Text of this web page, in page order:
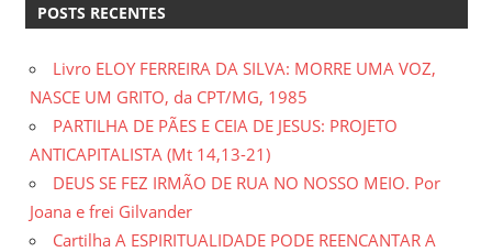
POSTS RECENTES
Livro ELOY FERREIRA DA SILVA: MORRE UMA VOZ,
NASCE UM GRITO, da CPT/MG, 1985
PARTILHA DE PÃES E CEIA DE JESUS: PROJETO
ANTICAPITALISTA (Mt 14,13-21)
DEUS SE FEZ IRMÃO DE RUA NO NOSSO MEIO. Por
Joana e frei Gilvander
Cartilha A ESPIRITUALIDADE PODE REENCANTAR A